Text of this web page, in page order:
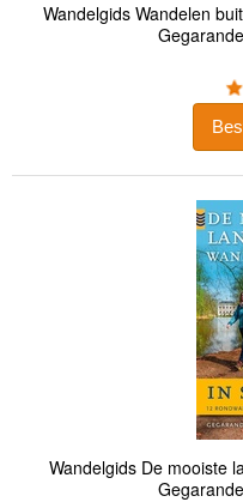
Wandelgids Wandelen
Wandelgids De mooiste